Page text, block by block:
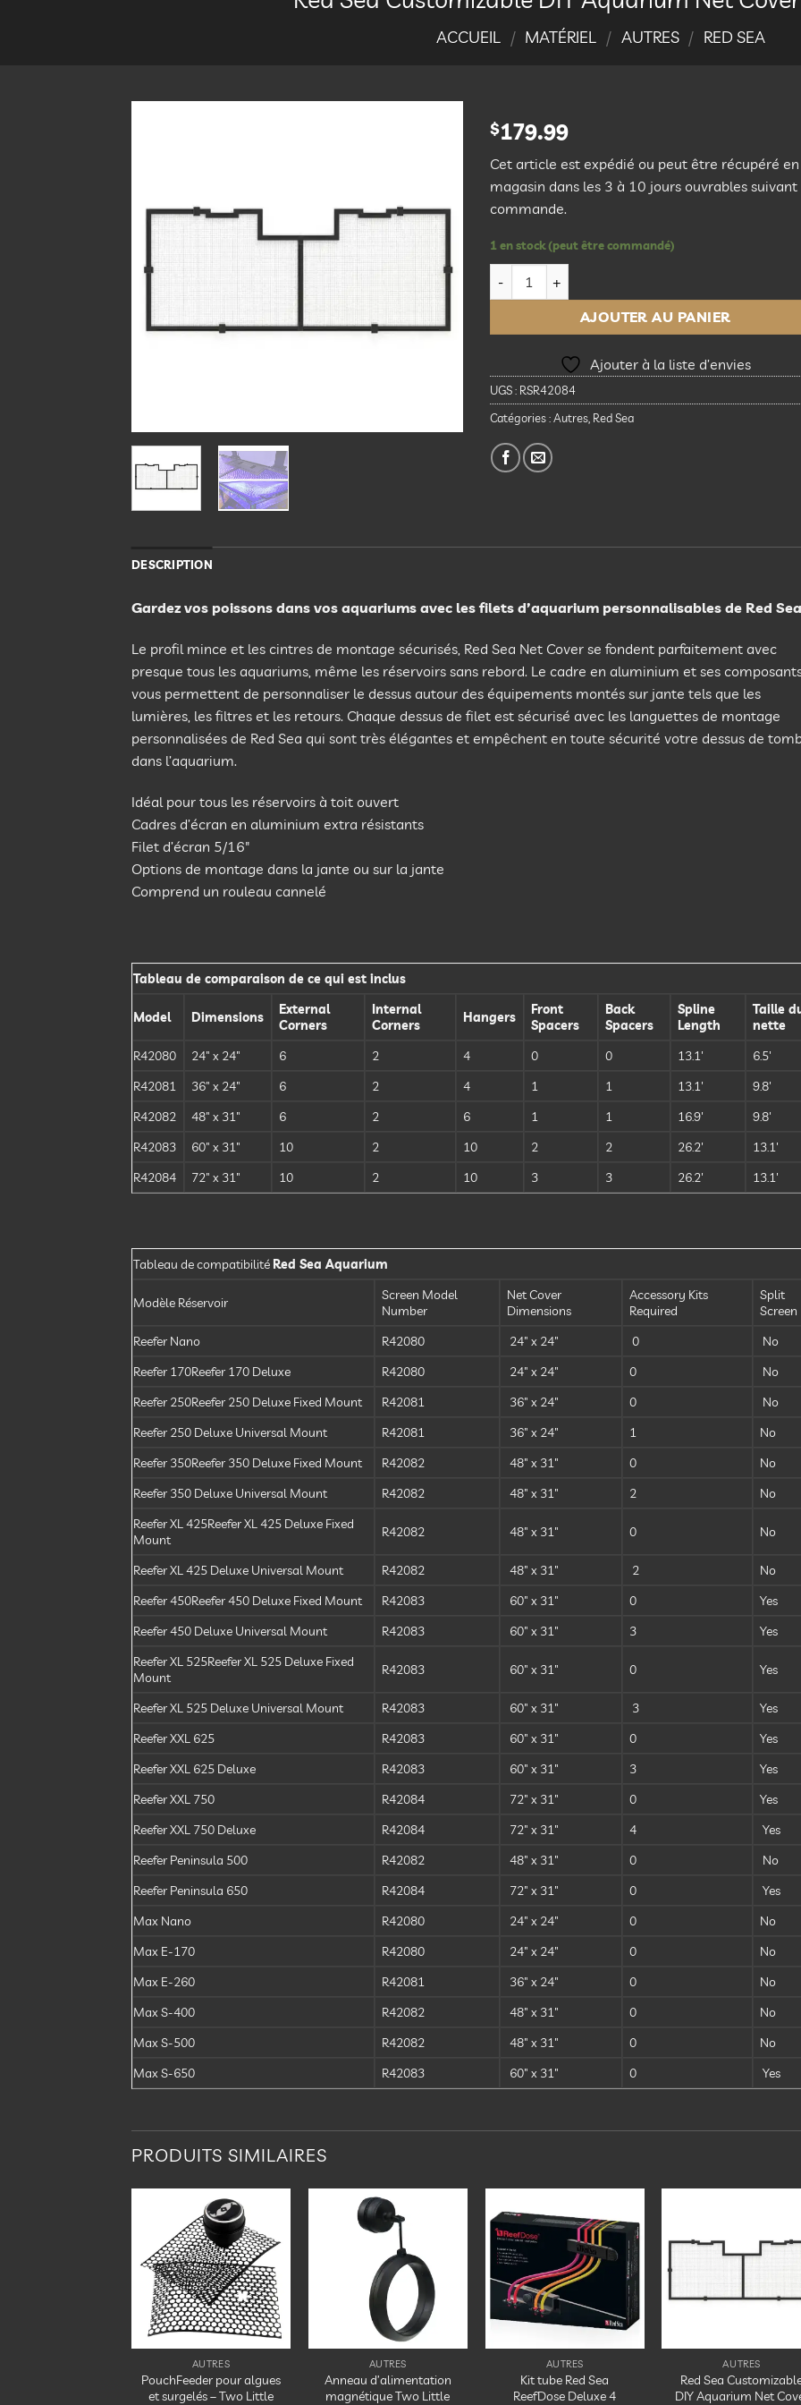
ACCUEIL / MATÉRIEL / AUTRES / RED SEA
d’envies
$179.99
Cet article est expédié ou peut être récupéré en
magasin dans les 3 à 10 jours ouvrables suivant
commande.
1 en stock (peut être commandé)
AJOUTER AU PANIER
Ajouter à la liste d’envies
UGS : RSR42084
Catégories :Autres, Red Sea
DESCRIPTION
Gardez vos poissons dans vos aquariums avec les filets d’aquarium personnalisables de Red
Le profil mince et les cintres de montage sécurisés, Red Sea Net Cover se fondent parfaitement avec
presque tous les aquariums, même les réservoirs sans rebord. Le cadre en aluminium et ses
vous permettent de personnaliser le dessus autour des équipements montés sur jante tels que les
lumières, les filtres et les retours. Chaque dessus de filet est sécurisé avec les languettes de montage
personnalisées de Red Sea qui sont très élégantes et empêchent en toute sécurité votre dessus de
dans l’aquarium.
Idéal pour tous les réservoirs à toit ouvert
Cadres d’écran en aluminium extra résistants
Filet d’écran 5/16″
Options de montage dans la jante ou sur la jante
Comprend un rouleau cannelé
Tableau de comparaison de ce qui est inclus
Model Dimensions
External
Corners
Internal
Corners
Hangers
Front
Spacers
Back
Spacers
Spline
Length
Taille
nette
R42080
24″ x 24″ 6 2 4 0 0 13.1′
6.5′
R42081
36″ x 24″ 6 2 4 1 1 13.1′
9.8′
R42082
48″ x 31″ 6 2 6 1 1 16.9′
9.8′
R42083
60″ x 31″ 10 2 10 2 2 26.2′
13.1′
R42084
72″ x 31″ 10 2 10 3 3 26.2′ 13.1′
Tableau de compatibilité Red Sea Aquarium
Modèle Réservoir
Screen Model
Number
Net Cover
Dimensions
Accessory Kits
Required
Split
Screen
Reefer Nano
R42080 24″ x 24″ 0
No
Reefer 170Reefer 170 Deluxe
R42080 24″ x 24″ 0
No
Reefer 250Reefer 250 Deluxe Fixed Mount
R42081 36″ x 24″ 0
No
Reefer 250 Deluxe Universal Mount
R42081 36″ x 24″ 1
No
Reefer 350Reefer 350 Deluxe Fixed Mount
R42082 48″ x 31″ 0
No
Reefer 350 Deluxe Universal Mount
R42082 48″ x 31″ 2
No
Reefer XL 425Reefer XL 425 Deluxe Fixed
Mount
R42082 48″ x 31″ 0 No
Reefer XL 425 Deluxe Universal Mount R42082 48″ x 31″ 2
No
Reefer 450Reefer 450 Deluxe Fixed Mount
R42083 60″ x 31″ 0
Yes
Reefer 450 Deluxe Universal Mount
R42083 60″ x 31″ 3
Yes
Reefer XL 525Reefer XL 525 Deluxe Fixed
Mount
R42083 60″ x 31″ 0 Yes
Reefer XL 525 Deluxe Universal Mount R42083 60″ x 31″ 3
Yes
Reefer XXL 625
R42083 60″ x 31″ 0
Yes
Reefer XXL 625 Deluxe
R42083 60″ x 31″ 3
Yes
Reefer XXL 750
R42084 72″ x 31″ 0
Yes
Reefer XXL 750 Deluxe
R42084 72″ x 31″ 4
Yes
Reefer Peninsula 500
R42082 48″ x 31″ 0
No
Reefer Peninsula 650
R42084 72″ x 31″ 0
Yes
Max Nano
R42080 24″ x 24″ 0
No
Max E-170
R42080 24″ x 24″ 0
No
Max E-260
R42081 36″ x 24″ 0
No
Max S-400
R42082 48″ x 31″ 0
No
Max S-500
R42082 48″ x 31″ 0
No
Max S-650
R42083 60″ x 31″ 0 Yes
PRODUITS SIMILAIRES
Ajouter
à la
liste
d’envies
AUTRES
PouchFeeder pour algues
et surgelés – Two Little
liste
d’envies
AUTRES
Anneau d’alimentation
magnétique Two Little
Ajouter
à la
liste
d’envies
AUTRES
Kit tube Red Sea
ReefDose Deluxe 4
à la
AUTRES
Red Sea
DIY Aquarium Net